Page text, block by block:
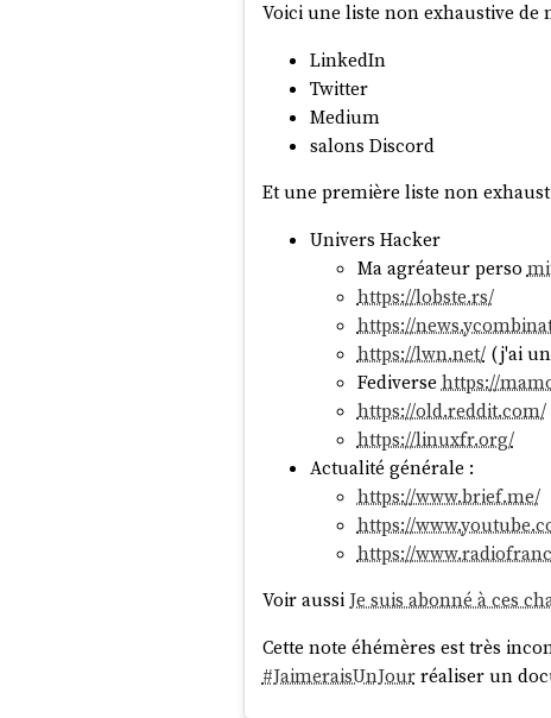
Voici une liste non exhaustive
LinkedIn
Twitter
Medium
salons Discord
Et une première liste non
Univers Hacker
Ma agréateur perso
https://lobste.rs/
https://
https://lwn.net/(j'ai
Fediverse https://
https://old.reddit.com/
https://linuxfr.org/
Actualité générale :
https://www.brief.me/
https://
https://
Voir aussiJe suis abonné à ces
Cette note éhémères est très
#JaimeraisUnJourréaliser un